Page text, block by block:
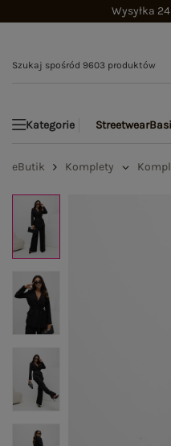
Wysyłka
Kategorie Streetwear
eButik Komplety